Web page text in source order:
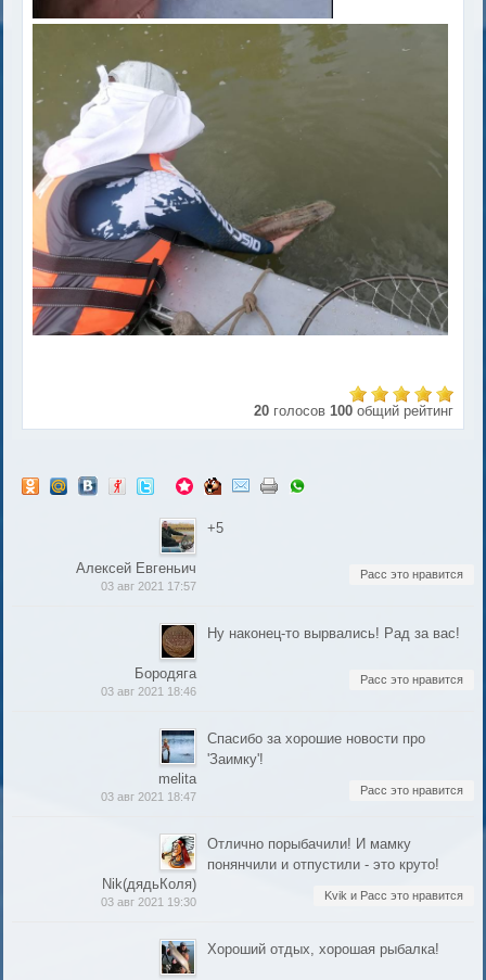
20 голосов 100 общий рейтинг
Алексей Евгеньич
03 авг 2021 17:57
+5
Расс это нравится
Бородяга
03 авг 2021 18:46
Ну наконец-то вырвались! Рад за вас!
Расс это нравится
melita
03 авг 2021 18:47
Спасибо за хорошие новости про
'Заимку'!
Расс это нравится
Nik(дядьКоля)
03 авг 2021 19:30
Отлично порыбачили! И мамку
понянчили и отпустили - это круто!
Kvik и Расс это нравится
Хороший отдых, хорошая рыбалка!